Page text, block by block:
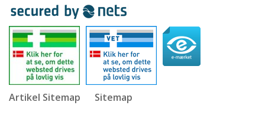
Artikel Sitemap Sitemap